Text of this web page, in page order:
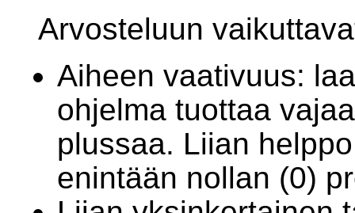
Arvosteluun
Aiheen vaativuus:
ohjelma tuottaa
plussaa. Liian
enintään nollan (0)